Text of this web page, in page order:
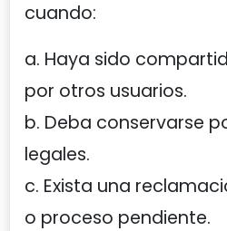
cuando:
a. Haya sido
por otros usuarios.
b. Deba conservarse
legales.
c. Exista una
o proceso pendiente.